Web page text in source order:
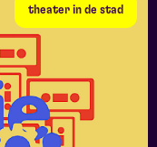
theater in de stad